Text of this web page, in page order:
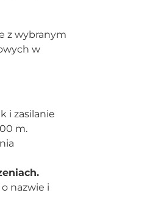
z wybranym
w
i zasilanie
m.
nazwie i